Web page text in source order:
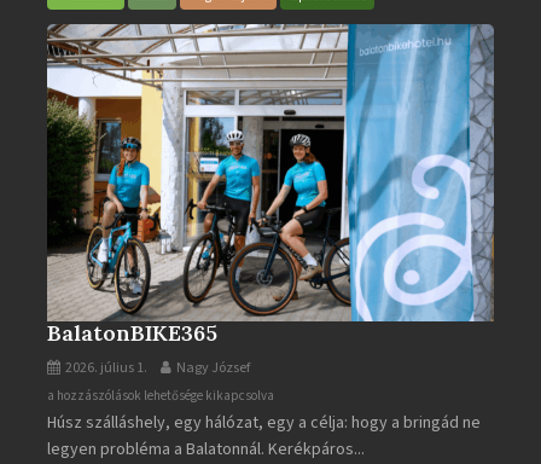
BalatonBIKE365
2026. július 1. Nagy József
BalatonBIKE365
bejegyzéshez
a hozzászólások lehetősége kikapcsolva
Húsz szálláshely, egy hálózat, egy a célja: hogy a bringád ne
legyen probléma a Balatonnál. Kerékpáros...